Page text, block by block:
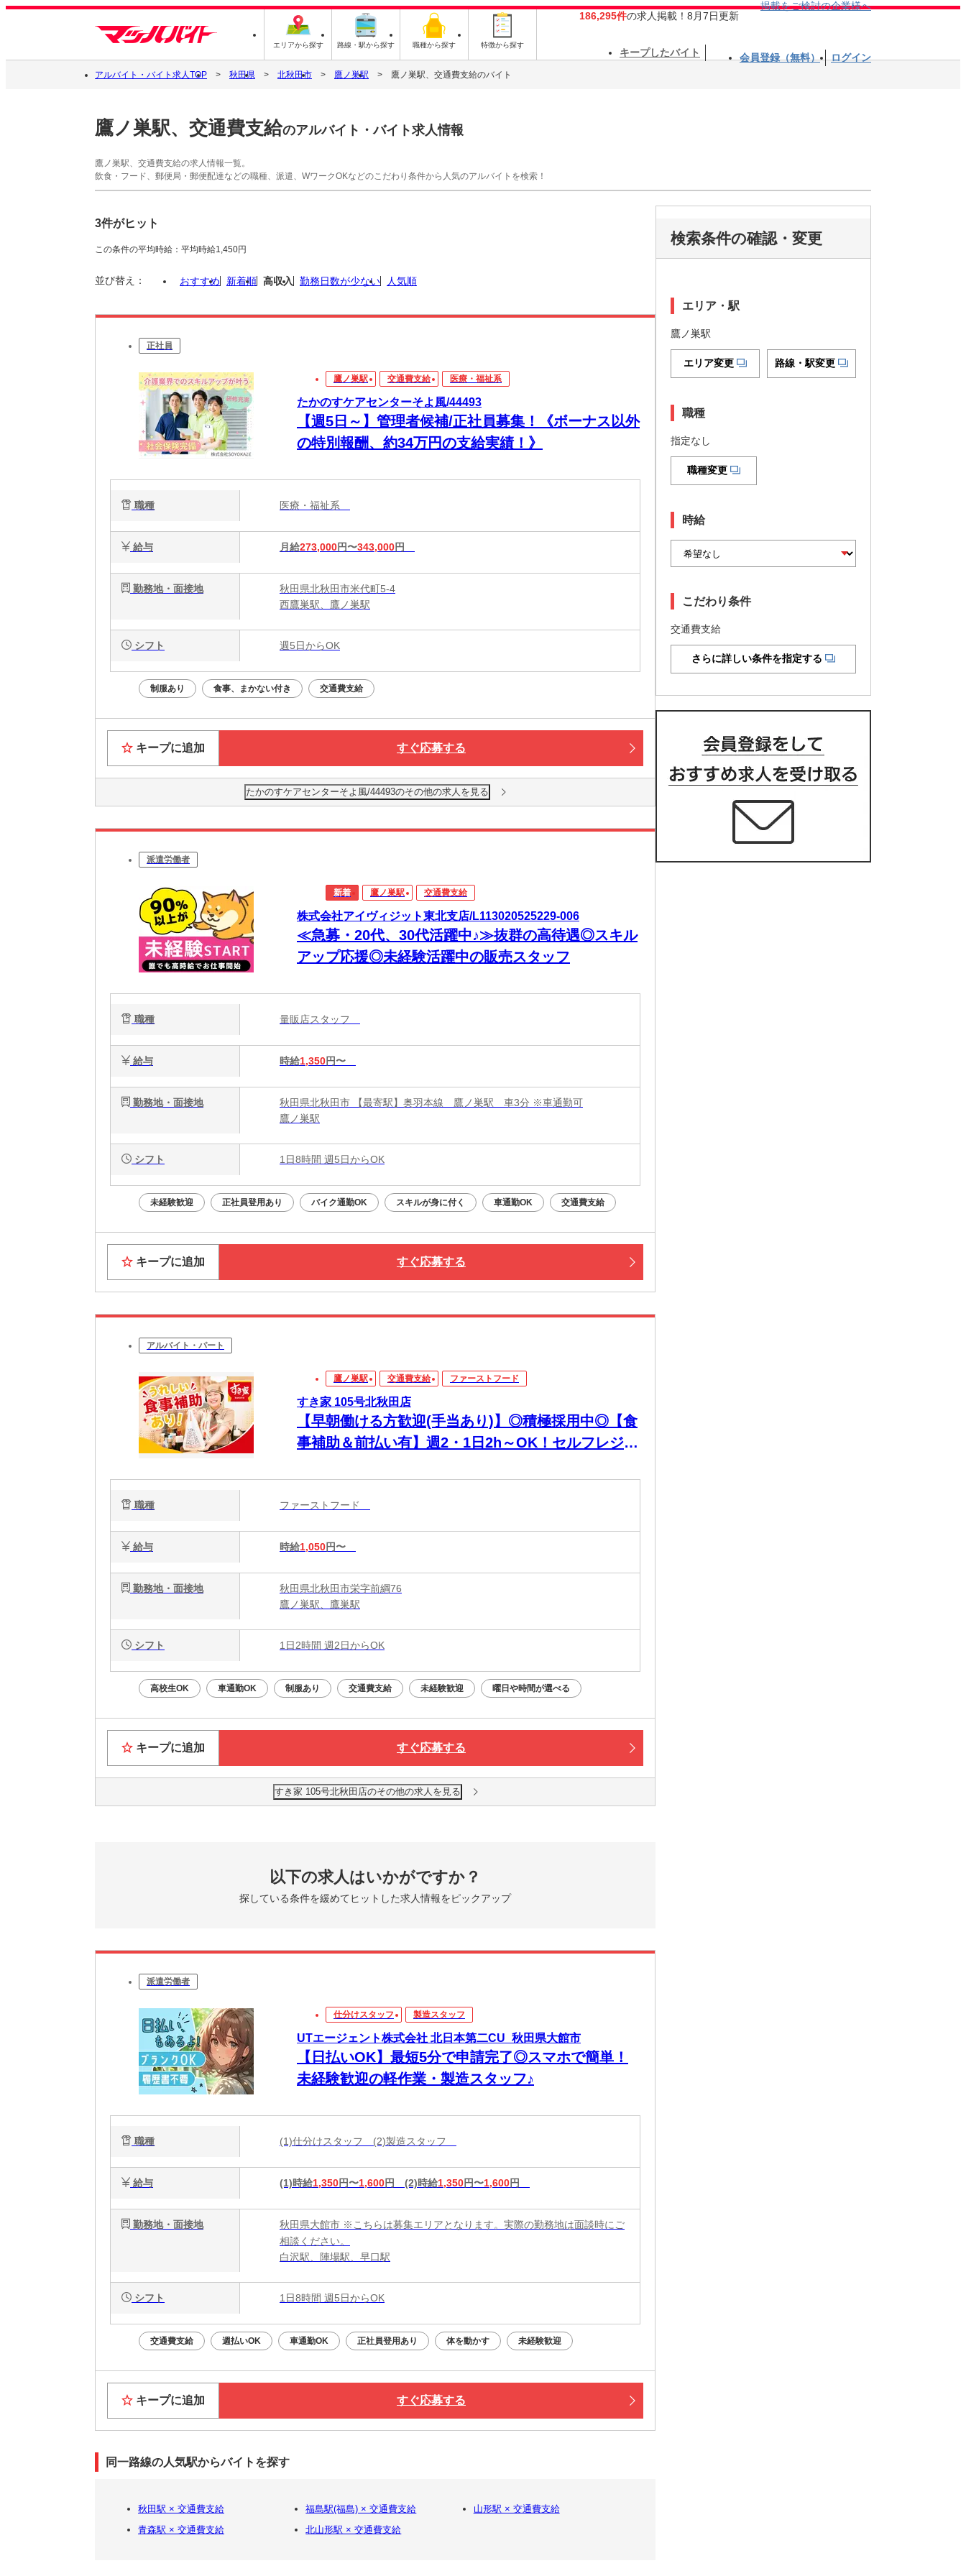
エリアから探す 路線・駅から探す 職種から探す 特徴から探す
186,295件の求人掲載！8月7日更新
掲載をご検討の企業様へ
キープしたバイト 会員登録（無料） ログイン
アルバイト・バイト求人TOP 秋田県 北秋田市 鷹ノ巣駅 鷹ノ巣駅、交通費支給のバイト
鷹ノ巣駅、交通費支給のアルバイト・バイト求人情報
鷹ノ巣駅、交通費支給の求人情報一覧。
飲食・フード、郵便局・郵便配達などの職種、派遣、WワークOKなどのこだわり条件から人気のアルバイトを検索！
3件がヒット
この条件の平均時給：平均時給1,450円
並び替え： おすすめ 新着順 高収入 勤務日数が少ない 人気順
正社員
鷹ノ巣駅 交通費支給 医療・福祉系
たかのすケアセンターそよ風/44493
【週5日～】管理者候補/正社員募集！《ボーナス以外
の特別報酬、約34万円の支給実績！》
職種 医療・福祉系
給与 月給273,000円〜343,000円
勤務地・面接地
秋田県北秋田市米代町5-4
西鷹巣駅、鷹ノ巣駅
シフト 週5日からOK
制服あり 食事、まかない付き 交通費支給
キープに追加 すぐ応募する
たかのすケアセンターそよ風/44493のその他の求人を見る
派遣労働者
新着 鷹ノ巣駅 交通費支給
株式会社アイヴィジット東北支店/L113020525229-006
≪急募・20代、30代活躍中♪≫抜群の高待遇◎スキル
アップ応援◎未経験活躍中の販売スタッフ
職種 量販店スタッフ
給与 時給1,350円〜
勤務地・面接地
秋田県北秋田市 【最寄駅】奥羽本線 鷹ノ巣駅 車3分 ※車通勤可
鷹ノ巣駅
シフト 1日8時間 週5日からOK
未経験歓迎 正社員登用あり バイク通勤OK スキルが身に付く 車通勤OK 交通費支給
キープに追加 すぐ応募する
アルバイト・パート
鷹ノ巣駅 交通費支給 ファーストフード
すき家 105号北秋田店
【早朝働ける方歓迎(手当あり)】◎積極採用中◎【食
事補助＆前払い有】週2・1日2h～OK！セルフレジで
職種 ファーストフード
給与 時給1,050円〜
勤務地・面接地
秋田県北秋田市栄字前綱76
鷹ノ巣駅、鷹巣駅
シフト 1日2時間 週2日からOK
高校生OK 車通勤OK 制服あり 交通費支給 未経験歓迎 曜日や時間が選べる
キープに追加 すぐ応募する
すき家 105号北秋田店のその他の求人を見る
以下の求人はいかがですか？
探している条件を緩めてヒットした求人情報をピックアップ
派遣労働者
仕分けスタッフ 製造スタッフ
UTエージェント株式会社 北日本第二CU_秋田県大館市
【日払いOK】最短5分で申請完了◎スマホで簡単！
未経験歓迎の軽作業・製造スタッフ♪
職種 (1)仕分けスタッフ (2)製造スタッフ
給与 (1)時給1,350円〜1,600円 (2)時給1,350円〜1,600円
勤務地・面接地
秋田県大館市 ※こちらは募集エリアとなります。実際の勤務地は面談時にご
相談ください。
白沢駅、陣場駅、早口駅
シフト 1日8時間 週5日からOK
交通費支給 週払いOK 車通勤OK 正社員登用あり 体を動かす 未経験歓迎
キープに追加 すぐ応募する
同一路線の人気駅からバイトを探す
秋田駅 × 交通費支給 福島駅(福島) × 交通費支給
山形駅 × 交通費支給
青森駅 × 交通費支給
北山形駅 × 交通費支給
検索条件の確認・変更
エリア・駅
鷹ノ巣駅
エリア変更 路線・駅変更
職種
指定なし
職種変更
時給
こだわり条件
交通費支給
さらに詳しい条件を指定する